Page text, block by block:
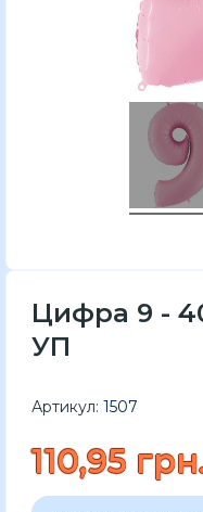
Цифра 9 -
УП
Артикул: 1507
110,95